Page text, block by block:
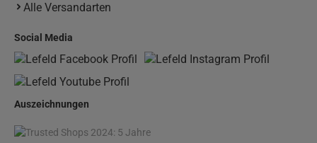
Alle Versandarten
Social Media
Auszeichnungen